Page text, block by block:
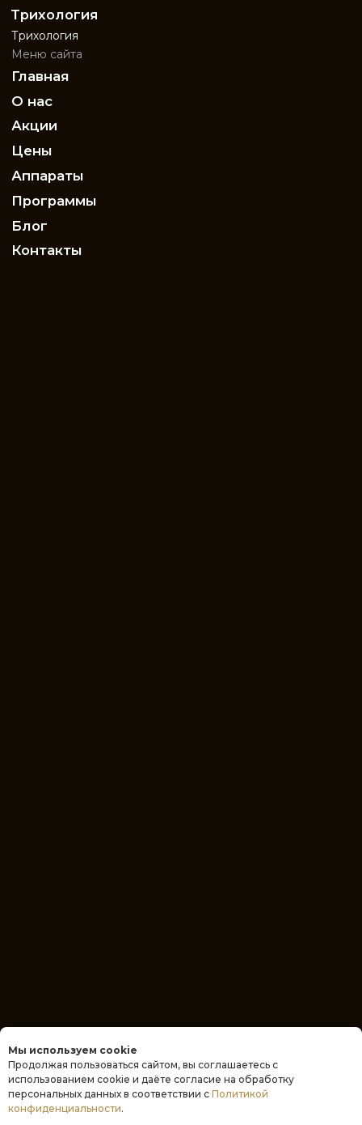
Мы используем cookie
Продолжая пользоваться сайтом, вы соглашаетесь с
использованием cookie и даёте согласие на обработку
персональных данных в соответствии с Политикой
конфиденциальности.